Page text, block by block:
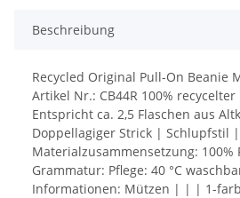
Beschreibung
Recycled Original Pull-On Beanie
Artikel Nr.: CB44R 100%
Entspricht ca. 2,5 Flaschen aus
Doppellagiger Strick | Schlupfstil
Materialzusammensetzung: 100%
Grammatur: Pflege: 40 °C
Informationen: Mützen | | | 1-